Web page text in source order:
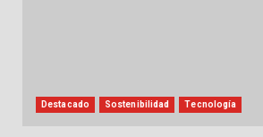
Destacado Sostenibilidad Tecnología